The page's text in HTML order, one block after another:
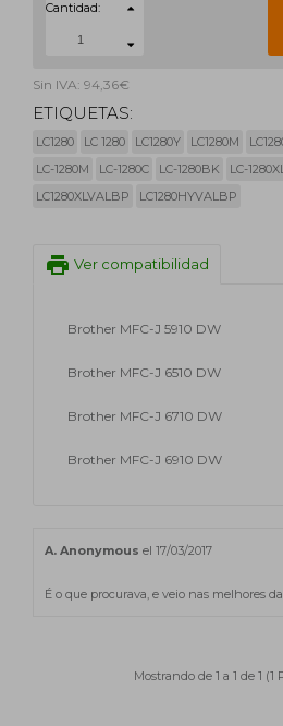
Cantidad:
Sin IVA: 94,36€
ETIQUETAS:
LC1280 LC 1280 LC1280Y LC1280M
LC-1280M
LC-1280C LC-1280BK
LC-
LC1280XLVALBP
LC1280HYVALBP
print Ver compatibilidad
Brother MFC-J 5910 DW
Brother MFC-J 6510 DW
Brother MFC-J 6710 DW
Brother MFC-J 6910 DW
A. Anonymous el 17/03/2017
É o que procurava, e veio nas melhores
Mostrando de 1 a 1 de 1 (1